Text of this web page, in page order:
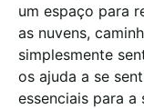
um espaço para
as nuvens,
simplesmente
os ajuda a se
essenciais para